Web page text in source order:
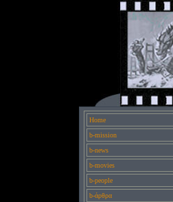
Home
b-mission
b-news
b-movies
b-people
b-άρθρα